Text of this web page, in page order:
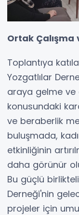
Ortak Çalışma
Toplantıya
Yozgatlılar
araya gelme
konusundaki
ve beraberlik
buluşmada,
etkinliğinin
daha görünür
Bu güçlü
Derneği'nin
projeler için